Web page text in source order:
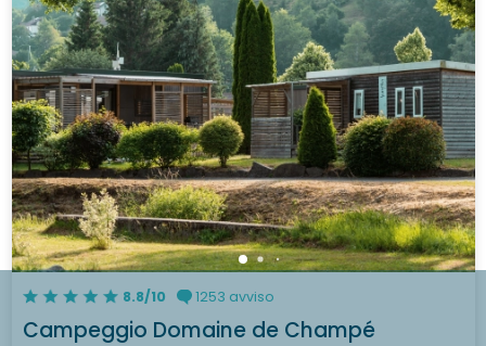
8.8/10 1253 avviso
Campeggio Domaine de Champé